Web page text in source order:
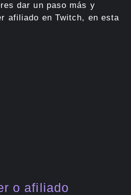
dar un paso más y
afiliado en Twitch, en esta
o afiliado